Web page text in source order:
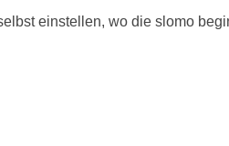
einstellen, wo die slomo